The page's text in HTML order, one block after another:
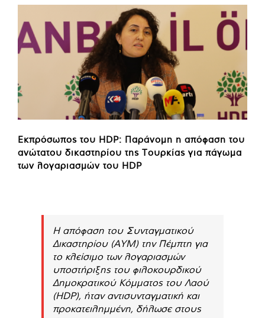
Εκπρόσωπος του HDP: Παράνομη η απόφαση του
ανώτατου δικαστηρίου της Τουρκίας για πάγωμα
των λογαριασμών του HDP
Η απόφαση του Συνταγματικού
Δικαστηρίου (AYM) την Πέμπτη για
το κλείσιμο των λογαριασμών
υποστήριξης του φιλοκουρδικού
Δημοκρατικού Κόμματος του Λαού
(HDP), ήταν αντισυνταγματική και
προκατειλημμένη, δήλωσε στους